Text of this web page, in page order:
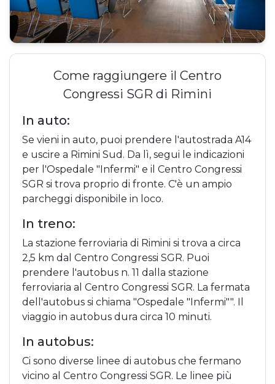
Come raggiungere il Centro
Congressi SGR di Rimini
In auto:
Se vieni in auto, puoi prendere l'autostrada A14
e uscire a Rimini Sud. Da lì, segui le indicazioni
per l'Ospedale "Infermi" e il Centro Congressi
SGR si trova proprio di fronte. C'è un ampio
parcheggi disponibile in loco.
In treno:
La stazione ferroviaria di Rimini si trova a circa
2,5 km dal Centro Congressi SGR. Puoi
prendere l'autobus n. 11 dalla stazione
ferroviaria al Centro Congressi SGR. La fermata
dell'autobus si chiama "Ospedale "Infermi"". Il
viaggio in autobus dura circa 10 minuti.
In autobus:
Ci sono diverse linee di autobus che fermano
vicino al Centro Congressi SGR. Le linee più